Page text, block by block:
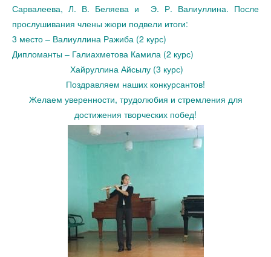
Сарвалеева, Л. В. Беляева и Э. Р. Валиуллина. После
прослушивания члены жюри подвели итоги:
3 место – Валиуллина Ражиба (2 курс)
Дипломанты – Галиахметова Камила (2 курс)
Хайруллина Айсылу (3 курс)
Поздравляем наших конкурсантов!
Желаем уверенности, трудолюбия и стремления для
достижения творческих побед!